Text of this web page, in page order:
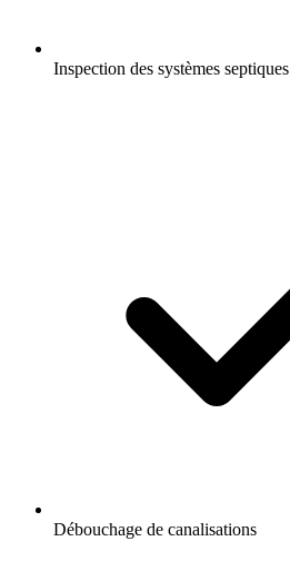
Inspection des systèmes septiques
Débouchage de canalisations